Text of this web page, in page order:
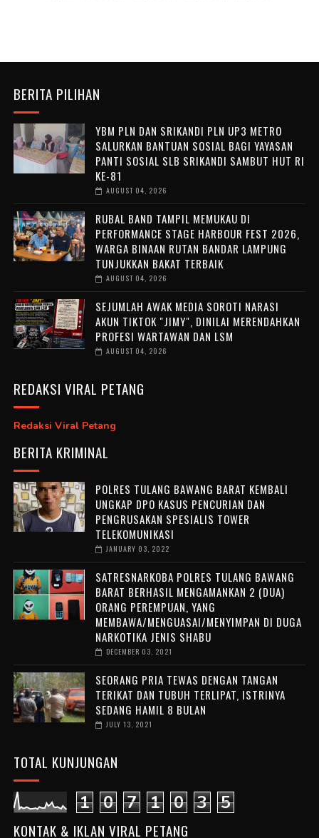
BERITA PILIHAN
YBM PLN DAN SRIKANDI PLN UP3 METRO
SALURKAN BANTUAN SOSIAL BAGI YAYASAN
PANTI SOSIAL SLB SRIKANDI SAMBUT HUT RI
KE-81
AUGUST 04, 2026
RUBAL BAND TAMPIL MEMUKAU DI
PERFORMANCE STAGE HARBOUR FEST 2026,
WARGA BINAAN RUTAN BANDAR LAMPUNG
TUNJUKKAN BAKAT TERBAIK
AUGUST 04, 2026
SEJUMLAH AWAK MEDIA SOROTI NARASI
AKUN TIKTOK "JIMY", DINILAI MERENDAHKAN
PROFESI WARTAWAN DAN LSM
AUGUST 04, 2026
REDAKSI VIRAL PETANG
Redaksi Viral Petang
BERITA KRIMINAL
POLRES TULANG BAWANG BARAT KEMBALI
UNGKAP DPO KASUS PENCURIAN DAN
PENGRUSAKAN SPESIALIS TOWER
TELEKOMUNIKASI
JANUARY 03, 2022
SATRESNARKOBA POLRES TULANG BAWANG
BARAT BERHASIL MENGAMANKAN 2 (DUA)
ORANG PEREMPUAN, YANG
MEMBAWA/MENGUASAI/MENYIMPAN DI DUGA
NARKOTIKA JENIS SHABU
DECEMBER 03, 2021
SEORANG PRIA TEWAS DENGAN TANGAN
TERIKAT DAN TUBUH TERLIPAT, ISTRINYA
SEDANG HAMIL 8 BULAN
JULY 13, 2021
TOTAL KUNJUNGAN
1 0 7 1 0 3 5
KONTAK & IKLAN VIRAL PETANG